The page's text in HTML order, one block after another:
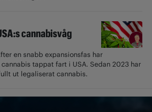
cannabisvåg
en snabb expansionsfas har
tappat fart i USA. Sedan 2023 har
ut ­legaliserat cannabis.